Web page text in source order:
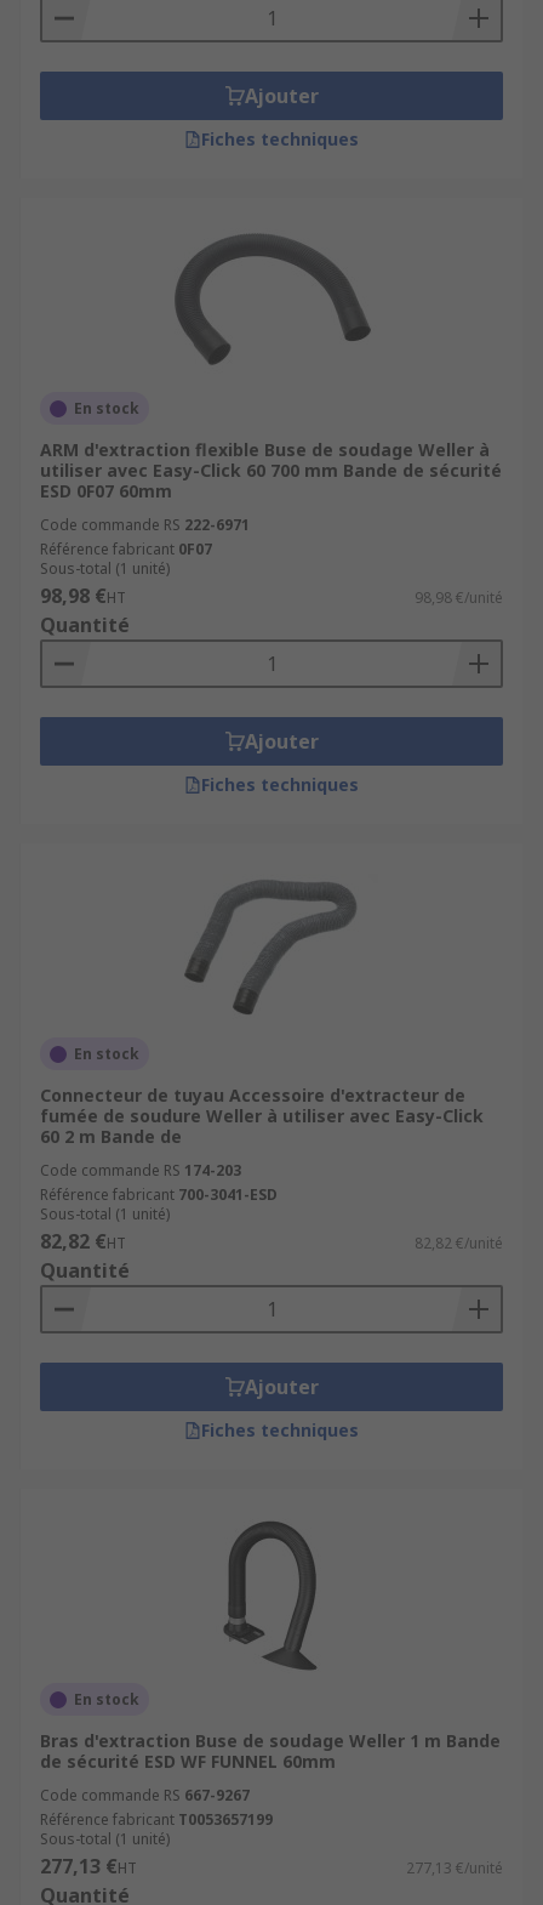
Ajouter
Fiches techniques
En stock
ARM d'extraction flexible Buse de soudage Weller à
utiliser avec Easy-Click 60 700 mm Bande de sécurité
ESD 0F07 60mm
Code commande RS 222-6971
Référence fabricant 0F07
Sous-total (1 unité)
98,98 €HT 98,98 €/unité
Quantité
Ajouter
Fiches techniques
En stock
Connecteur de tuyau Accessoire d'extracteur de
fumée de soudure Weller à utiliser avec Easy-Click
60 2 m Bande de
Code commande RS 174-203
Référence fabricant 700-3041-ESD
Sous-total (1 unité)
82,82 €HT 82,82 €/unité
Quantité
Ajouter
Fiches techniques
En stock
Bras d'extraction Buse de soudage Weller 1 m Bande
de sécurité ESD WF FUNNEL 60mm
Code commande RS 667-9267
Référence fabricant T0053657199
Sous-total (1 unité)
277,13 €HT 277,13 €/unité
Quantité